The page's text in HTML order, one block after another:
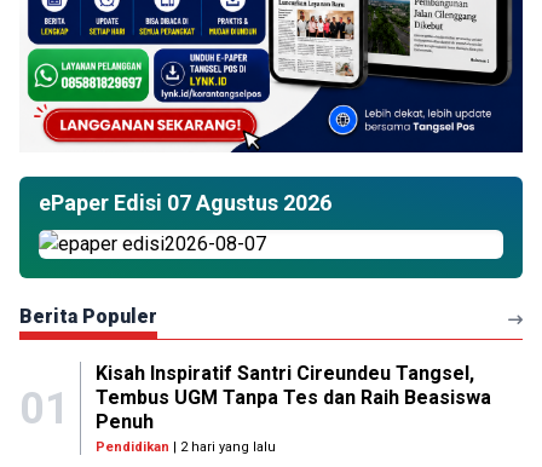
ePaper Edisi 07 Agustus 2026
Berita Populer
01
Kisah Inspiratif Santri Cireundeu Tangsel,
Tembus UGM Tanpa Tes dan Raih Beasiswa
Penuh
Pendidikan | 2 hari yang lalu